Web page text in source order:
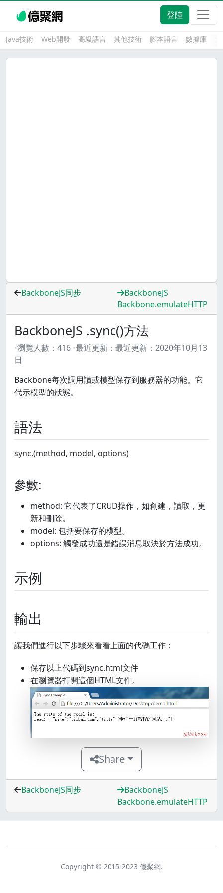
登陸
Java技術 Web開發 高級語言 其他技術 腳本語言 數據庫
BackboneJS同步
BackboneJS
Backbone.emulateHTTP
BackboneJS .sync()方法
瀏覽人數： 416 最近更新： 最近更新： 2020年10月13
日
Backbone每次調用讀或模型保存到服務器的功能。它
代示模型的狀態。
語法
sync.(method, model, options)
參數:
method: 它代表了CRUD操作，如創建，讀取，更
新和刪除。
model: 包括要保存的模型。
options: 觸發成功還是錯誤消息取決於方法成功。
示例
輸出
讓我們進行以下步驟來看看上面的代碼工作：
保存以上代碼到sync.html文件
在瀏覽器打開這個HTML文件。
Share
BackboneJS同步
BackboneJS
Backbone.emulateHTTP
Copyright © 2015-2023 億聚網.